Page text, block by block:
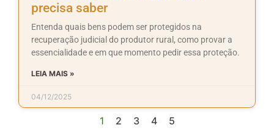
precisa saber
Entenda quais bens podem ser protegidos na
recuperação judicial do produtor rural, como provar a
essencialidade e em que momento pedir essa proteção.
LEIA MAIS »
04/12/2025
1 2 3 4 5